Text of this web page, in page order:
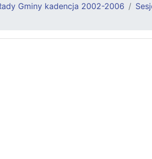
Gminy kadencja 2002-2006